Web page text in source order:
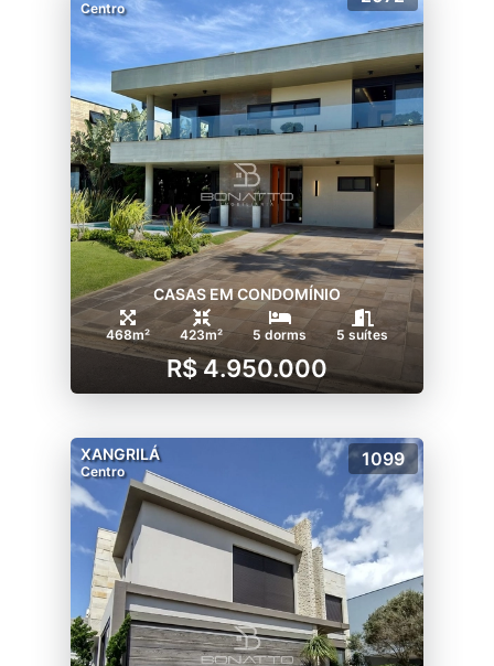
Centro
CASAS EM CONDOMÍNIO
468m² 423m² 5 dorms 5 suítes
R$ 4.950.000
XANGRILÁ
Centro
1099